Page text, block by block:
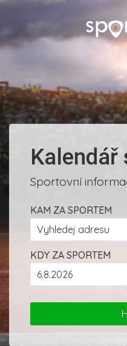
Kalendář
Sportovní
KAM ZA SPORTEM
KDY ZA SPORTEM